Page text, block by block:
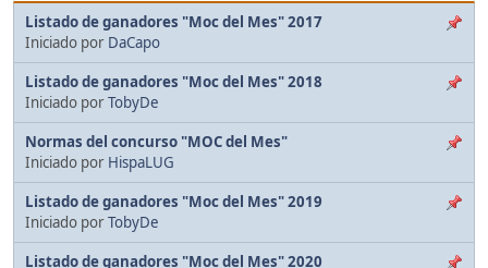
Listado de ganadores "Moc del Mes" 2017
Iniciado por DaCapo
Listado de ganadores "Moc del Mes" 2018
Iniciado porTobyDe
Normas del concurso "MOC del Mes"
Iniciado por HispaLUG
Listado de ganadores "Moc del Mes" 2019
Iniciado porTobyDe
Listado de ganadores "Moc del Mes" 2020